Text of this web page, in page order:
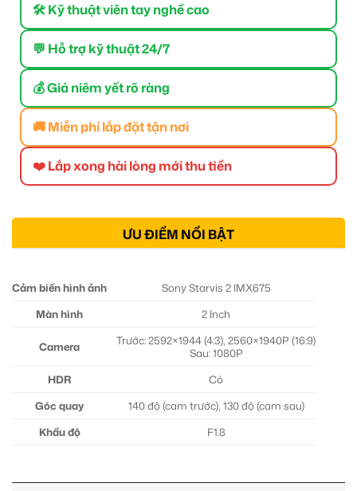
🛠 Kỹ thuật viên tay nghề cao
💬 Hỗ trợ kỹ thuật 24/7
💰 Giá niêm yết rõ ràng
🚚 Miễn phí lắp đặt tận nơi
❤️ Lắp xong hài lòng mới thu tiền
ƯU ĐIỂM NỔI BẬT
Cảm biến hình ảnh
Sony Starvis 2 IMX675
Màn hình
2 Inch
Camera
Trước: 2592×1944 (4:3), 2560×1940P (16:9)
Sau: 1080P
HDR
Có
Góc quay
140 độ (cam trước), 130 độ (cam sau)
Khẩu độ
F1.8